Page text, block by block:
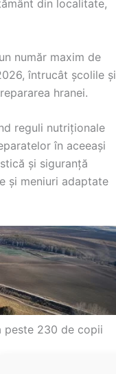
din localitate,
număr maxim de
întrucât școlile și
hranei.
reguli nutriționale
în aceeași
și siguranță
și meniuri adaptate
peste 230 de copii